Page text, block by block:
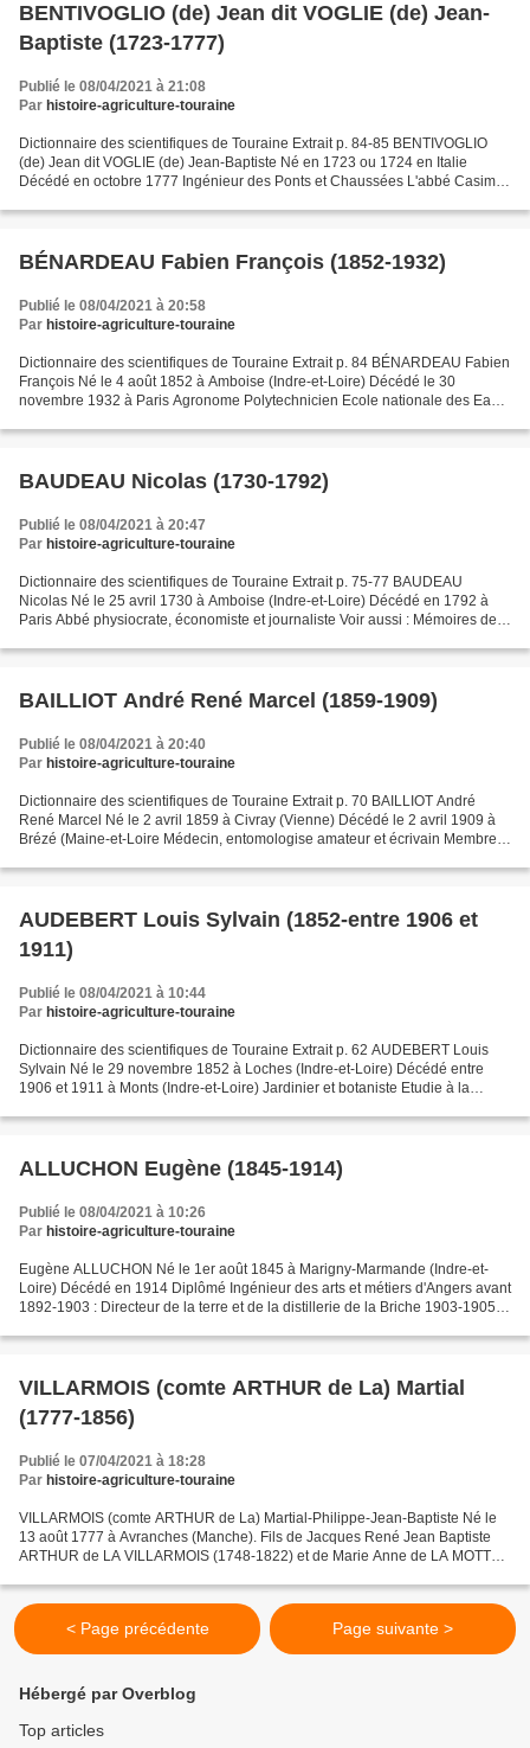
BENTIVOGLIO (de) Jean dit VOGLIE (de) Jean-
Baptiste (1723-1777)
Publié le 08/04/2021 à 21:08
Par histoire-agriculture-touraine
Dictionnaire des scientifiques de Touraine Extrait p. 84-85 BENTIVOGLIO
(de) Jean dit VOGLIE (de) Jean-Baptiste Né en 1723 ou 1724 en Italie
Décédé en octobre 1777 Ingénieur des Ponts et Chaussées L'abbé Casimir
BÉNARDEAU Fabien François (1852-1932)
Publié le 08/04/2021 à 20:58
Par histoire-agriculture-touraine
Dictionnaire des scientifiques de Touraine Extrait p. 84 BÉNARDEAU Fabien
François Né le 4 août 1852 à Amboise (Indre-et-Loire) Décédé le 30
novembre 1932 à Paris Agronome Polytechnicien Ecole nationale des Eaux
BAUDEAU Nicolas (1730-1792)
Publié le 08/04/2021 à 20:47
Par histoire-agriculture-touraine
Dictionnaire des scientifiques de Touraine Extrait p. 75-77 BAUDEAU
Nicolas Né le 25 avril 1730 à Amboise (Indre-et-Loire) Décédé en 1792 à
Paris Abbé physiocrate, économiste et journaliste Voir aussi : Mémoires de
BAILLIOT André René Marcel (1859-1909)
Publié le 08/04/2021 à 20:40
Par histoire-agriculture-touraine
Dictionnaire des scientifiques de Touraine Extrait p. 70 BAILLIOT André
René Marcel Né le 2 avril 1859 à Civray (Vienne) Décédé le 2 avril 1909 à
Brézé (Maine-et-Loire Médecin, entomologise amateur et écrivain Membre
AUDEBERT Louis Sylvain (1852-entre 1906 et
1911)
Publié le 08/04/2021 à 10:44
Par histoire-agriculture-touraine
Dictionnaire des scientifiques de Touraine Extrait p. 62 AUDEBERT Louis
Sylvain Né le 29 novembre 1852 à Loches (Indre-et-Loire) Décédé entre
1906 et 1911 à Monts (Indre-et-Loire) Jardinier et botaniste Etudie à la
ALLUCHON Eugène (1845-1914)
Publié le 08/04/2021 à 10:26
Par histoire-agriculture-touraine
Eugène ALLUCHON Né le 1er août 1845 à Marigny-Marmande (Indre-et-
Loire) Décédé en 1914 Diplômé Ingénieur des arts et métiers d'Angers avant
1892-1903 : Directeur de la terre et de la distillerie de la Briche 1903-1905 :
VILLARMOIS (comte ARTHUR de La) Martial
(1777-1856)
Publié le 07/04/2021 à 18:28
Par histoire-agriculture-touraine
VILLARMOIS (comte ARTHUR de La) Martial-Philippe-Jean-Baptiste Né le
13 août 1777 à Avranches (Manche). Fils de Jacques René Jean Baptiste
ARTHUR de LA VILLARMOIS (1748-1822) et de Marie Anne de LA MOTTE
< Page précédente Page suivante >
Hébergé par Overblog
Top articles